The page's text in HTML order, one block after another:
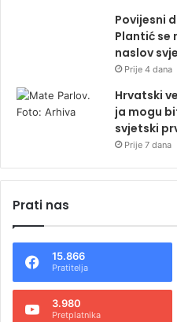
Povijesni
Plantić se
naslov
Prije 4 dana
Hrvatski
ja mogu
svjetski
Prije 7 dana
Prati nas
15.866
Pratitelja
3.980
Pretplatnika